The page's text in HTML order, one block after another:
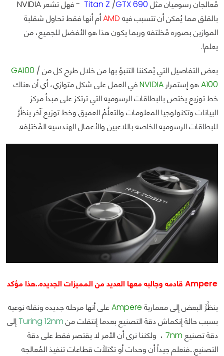
مُعالجان رسوميان مثل
Titan Z /GTX 690
- فهل تشعر NVIDIA
بالقلق مما يُمكن أن تتسبب فيه AMDأم أنها فقط تحاول شقلبة
الموازين بصوره مُخلتفه وربما يكون هذا هو الأفضل للجميع، من
يعلم!.
بعض التفاصيل التي يُمكننا التنبؤ بها من خلال طرح كل من GA100 /
A100هو إستمرار NVIDIAفي العمل على شكل متوازي، أي أن هناك
خط توزيع يختص بالبطاقات الرسوميه التي ترتكز على مبدأ مركز
البيانات وتكنولوجيا المعلومات والتعلُمُ العميق وخط توزيع آخر ينظُرُ
للبطاقات الرسوميه الخاصه باللاعبين والأعمال الهندسيه المُختلِفه.
Ampere قادمه وجالبه معها العديد من المميزات الجديده..هذا مؤكد
ينظُرُ البعض إلى معمارية Ampereعلى أنها مرحله جديده ونقله نوعيه
بسبب حالة إنكماش دقة التصنيع بعدما إنتقلت من Turing 12nmإلى
دقة تصنيع 7nm ، ولكننا نرى أن الأمر لا يقتصر فقط على دقة
التصنيع…فنعلم جيداً أن وحدات أو تكَتلُات قطاعات تنفيذ المُعالجه